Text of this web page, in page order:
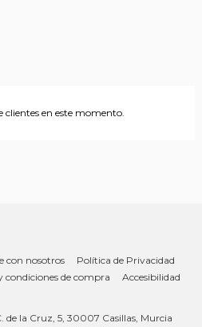
clientes en este momento.
con nosotros
Política de Privacidad
condiciones de compra Accesibilidad
de la Cruz, 5, 30007 Casillas, Murcia